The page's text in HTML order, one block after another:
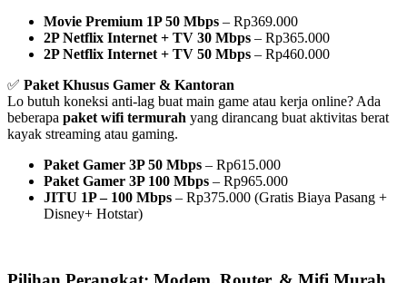
Movie Premium 1P 50 Mbps – Rp369.000
2P Netflix Internet + TV 30 Mbps – Rp365.000
2P Netflix Internet + TV 50 Mbps – Rp460.000
✅ Paket Khusus Gamer & Kantoran
Lo butuh koneksi anti-lag buat main game atau kerja online? Ada
beberapa paket wifi termurah yang dirancang buat aktivitas berat
kayak streaming atau gaming.
Paket Gamer 3P 50 Mbps – Rp615.000
Paket Gamer 3P 100 Mbps – Rp965.000
JITU 1P – 100 Mbps – Rp375.000 (Gratis Biaya Pasang +
Disney+ Hotstar)